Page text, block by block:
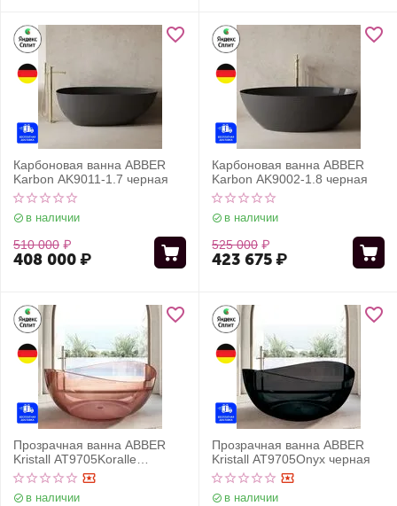
Карбоновая ванна ABBER
Karbon AK9011-1.7 черная
в наличии
510 000 ₽
408 000₽
Карбоновая ванна ABBER
Karbon AK9002-1.8 черная
в наличии
525 000 ₽
423 675₽
Прозрачная ванна ABBER
Kristall AT9705Koralle
розовая
в наличии
Прозрачная ванна ABBER
Kristall AT9705Onyx черная
в наличии